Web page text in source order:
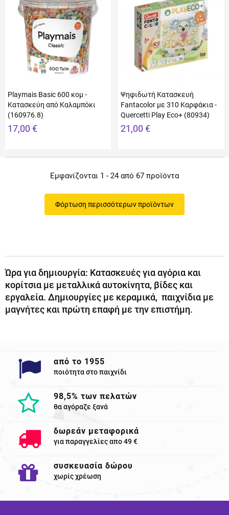
Playmais Basic 600 κομ -
Κατασκεύη από Kαλαμπόκι
(160976.8)
17,00 €
Ψηφιδωτή Κατασκευή
Fantacolor με 310 Καρφάκια -
Quercetti Play Eco+ (80934)
21,00 €
Εμφανίζονται 1 - 24 από 67 προϊόντα
Φόρτωση περισσότερων προϊόντων
Ώρα για δημιουργία: Κατασκευές για αγόρια και
κορίτσια με μεταλλικά αυτοκίνητα, βίδες και
εργαλεία. Δημιουργίες με κεραμικά, παιχνίδια με
μαγνήτες και πρώτη επαφή με την επιστήμη.
Χρησιμες Πληροφορίες
από το 1955
ποιότητα στο παιχνίδι
98,5% των πελατών
θα αγόραζε ξανά
δωρεάν μεταφορικά
για παραγγελίες απο 49 €
συσκευασία δώρου
χωρίς χρέωση